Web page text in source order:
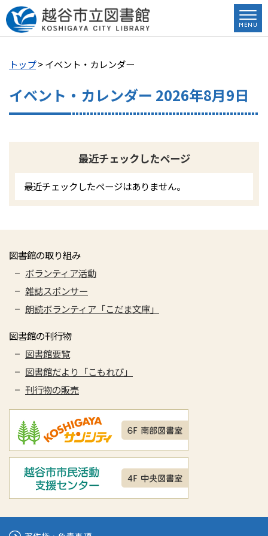
トップ> イベント・カレンダー
イベント・カレンダー 2026年8月9日
最近チェックしたページ
最近チェックしたページはありません。
図書館の取り組み
ボランティア活動
雑誌スポンサー
朗読ボランティア「こだま文庫」
図書館の刊行物
図書館要覧
図書館だより「こもれび」
刊行物の販売